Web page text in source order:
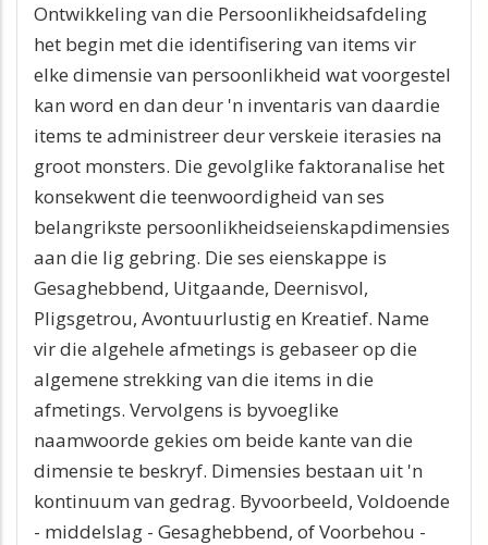
Ontwikkeling van die Persoonlikheidsafdeling
het begin met die identifisering van items vir
elke dimensie van persoonlikheid wat voorgestel
kan word en dan deur 'n inventaris van daardie
items te administreer deur verskeie iterasies na
groot monsters. Die gevolglike faktoranalise het
konsekwent die teenwoordigheid van ses
belangrikste persoonlikheidseienskapdimensies
aan die lig gebring. Die ses eienskappe is
Gesaghebbend, Uitgaande, Deernisvol,
Pligsgetrou, Avontuurlustig en Kreatief. Name
vir die algehele afmetings is gebaseer op die
algemene strekking van die items in die
afmetings. Vervolgens is byvoeglike
naamwoorde gekies om beide kante van die
dimensie te beskryf. Dimensies bestaan ​​uit 'n
kontinuum van gedrag. Byvoorbeeld, Voldoende
- middelslag - Gesaghebbend, of Voorbehou -